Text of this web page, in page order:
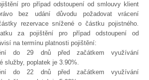
pro případ odstoupení od smlouvy klient
bez udání důvodu požadovat vrácení
rezervace snížené o částku pojistného.
za pojištění pro případ odstoupení od
na termínu platnosti pojištění:
do 29 dnů před začátkem využívání
služby, poplatek je 3.90%.
do 22 dnů před začátkem využívání